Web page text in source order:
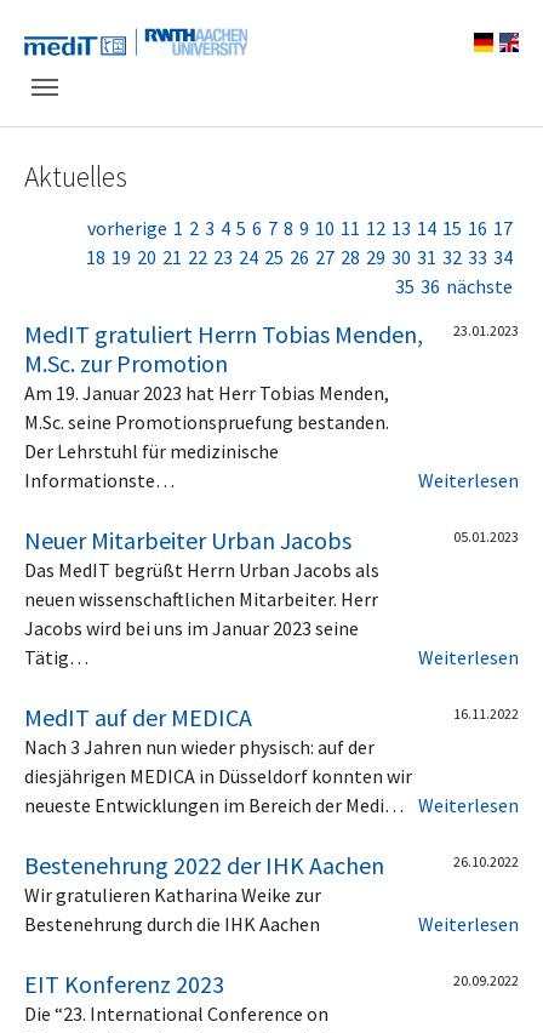
Aktuelles
vorherige 1 2 3 4 5 6 7 8 9 10 11 12 13 14 15 16 17
18 19 20 21 22 23 24 25 26 27 28 29 30 31 32 33 34
35 36 nächste
MedIT gratuliert Herrn Tobias Menden,
M.Sc. zur Promotion
23.01.2023
Am 19. Januar 2023 hat Herr Tobias Menden,
M.Sc. seine Promotionspruefung bestanden.
Der Lehrstuhl für medizinische
Informationste…
Weiterlesen
Neuer Mitarbeiter Urban Jacobs 05.01.2023
Das MedIT begrüßt Herrn Urban Jacobs als
neuen wissenschaftlichen Mitarbeiter. Herr
Jacobs wird bei uns im Januar 2023 seine
Tätig…
Weiterlesen
MedIT auf der MEDICA 16.11.2022
Nach 3 Jahren nun wieder physisch: auf der
diesjährigen MEDICA in Düsseldorf konnten wir
neueste Entwicklungen im Bereich der Medi…
Weiterlesen
Bestenehrung 2022 der IHK Aachen 26.10.2022
Wir gratulieren Katharina Weike zur
Bestenehrung durch die IHK Aachen
Weiterlesen
EIT Konferenz 2023 20.09.2022
Die “23. International Conference on